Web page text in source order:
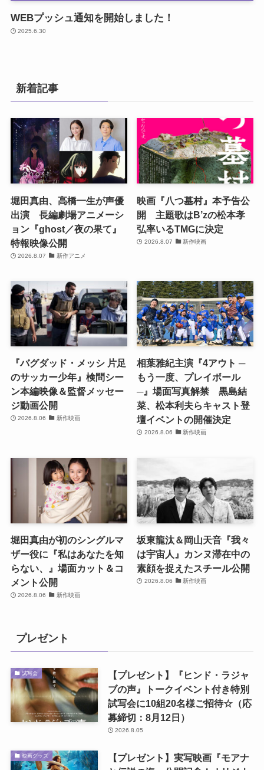
WEBプッシュ通知を開始しました！
2025.6.30
新着記事
堀田真由、高橋一生が声優
出演 長編劇場アニメーシ
ョン『ghost／夜の果て』
特報映像公開
2026.8.07 新作アニメ
映画『八つ墓村』本予告公
開 主題歌はB’zの松本孝
弘率いるTMGに決定
2026.8.07 新作映画
『バグダッド・メッシ 片足
のサッカー少年』検問シー
ン本編映像＆監督メッセー
ジ動画公開
2026.8.06 新作映画
相葉雅紀主演『4アウト ─
もう一度、プレイボール
─』場面写真解禁 黒島結
菜、松本利夫らキャスト登
壇イベントの開催決定
2026.8.06 新作映画
堀田真由が初のシングルマ
ザー役に『私はあなたを知
らない、』場面カット＆コ
メント公開
2026.8.06 新作映画
坂東龍汰＆岡山天音『我々
は宇宙人』カンヌ滞在中の
素顔を捉えたスチール公開
2026.8.06 新作映画
プレゼント
試写会
【プレゼント】『ヒンド・ラジャ
ブの声』トークイベント付き特別
試写会に10組20名様ご招待☆（応
募締切：8月12日）
2026.8.05
映画グッズ
【プレゼント】実写映画『モアナ